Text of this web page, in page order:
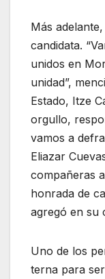
Más
candidata.
unidos en
unidad”,
Estado, Itze
orgullo,
vamos a
Eliazar
compañeras
honrada de
agregó en su
Uno de los
terna para